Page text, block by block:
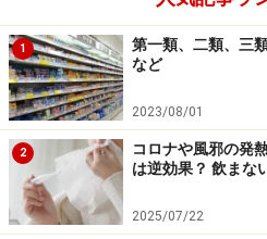
細菌が生きていくために、ま
ンパク質を作らせないように
です。
細菌内にあるタンパク質を作
ム」という成分にくっつき、
阻害します。人間（動物）の
胞内にあるリボソームでタン
1
第一類、二類、三
など
2023/08/01
2
コロナや風邪の発
は逆効果？ 飲まな
2025/07/22